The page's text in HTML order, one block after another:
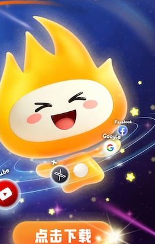
支持
反对 [0]
支持[0] 反对[0]